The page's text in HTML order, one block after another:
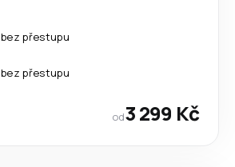
bez přestupu
bez přestupu
od3 299 Kč